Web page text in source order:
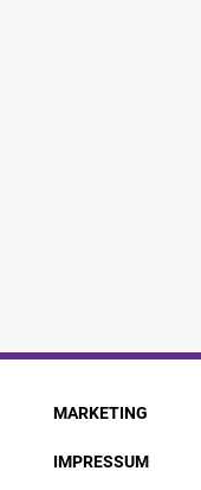
MARKETING
IMPRESSUM